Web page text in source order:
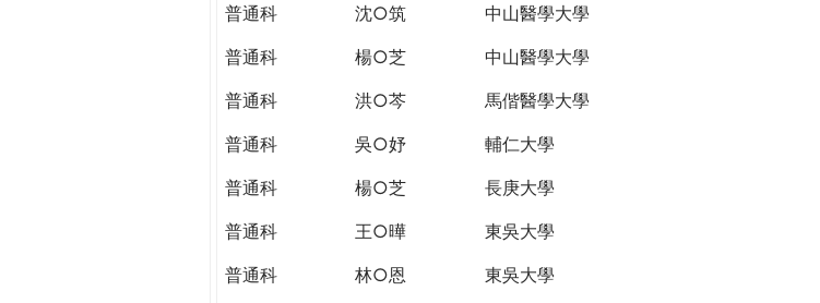
普通科
沈○筑 中山醫學大學
普通科
楊○芝 中山醫學大學
普通科
洪○芩 馬偕醫學大學
普通科
吳○妤 輔仁大學
普通科
楊○芝 長庚大學
普通科
王○曄 東吳大學
普通科
林○恩 東吳大學